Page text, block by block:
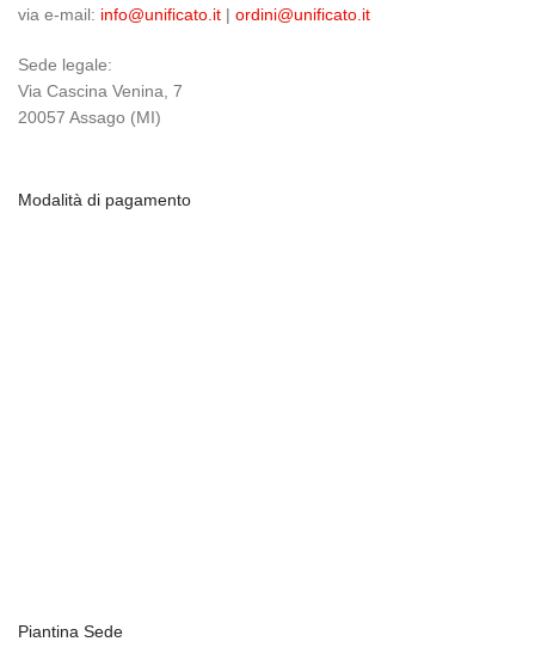
via e-mail: info@unificato.it | ordini@unificato.it
Sede legale:
Via Cascina Venina, 7
20057 Assago (MI)
Modalità di pagamento
Piantina Sede